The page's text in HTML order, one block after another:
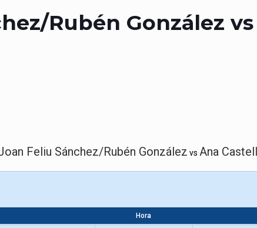
Rubén González
Feliu Sánchez/Rubén González vs Ana
Hora